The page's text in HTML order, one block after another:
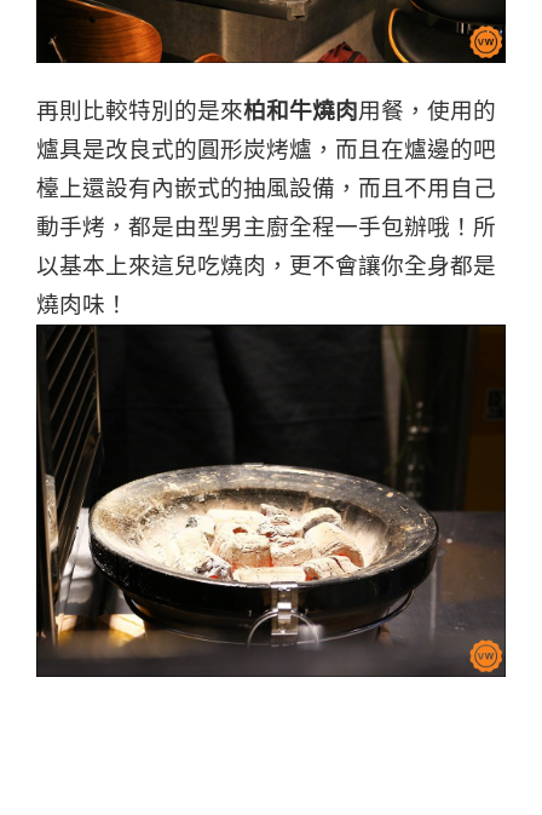
再則比較特別的是來柏和牛燒肉用餐，使用的
爐具是改良式的圓形炭烤爐，而且在爐邊的吧
檯上還設有內嵌式的抽風設備，而且不用自己
動手烤，都是由型男主廚全程一手包辦哦！所
以基本上來這兒吃燒肉，更不會讓你全身都是
燒肉味！